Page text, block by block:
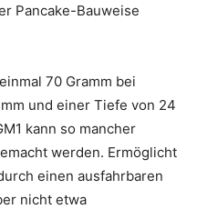
Pancake-Bauweise
70 Gramm bei
und einer Tiefe von 24
kann so mancher
werden. Ermöglicht
einen ausfahrbaren
nicht etwa